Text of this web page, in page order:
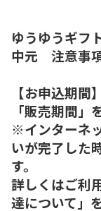
ゆうゆうギフ
中元 注意事
【お申込期間】
「販売期間」
※インターネ
いが完了した
す。
詳しくはご利
達について」